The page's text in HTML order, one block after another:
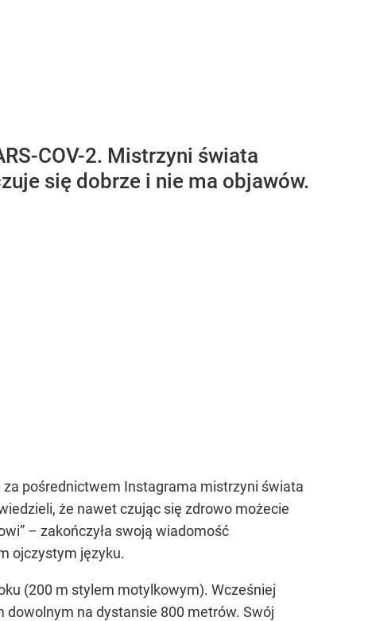
COV-2. Mistrzyni świata
się dobrze i nie ma objawów.
za pośrednictwem Instagrama mistrzyni świata
że nawet czując się zdrowo możecie
– zakończyła swoją wiadomość
ojczystym języku.
(200 m stylem motylkowym). Wcześniej
dowolnym na dystansie 800 metrów. Swój